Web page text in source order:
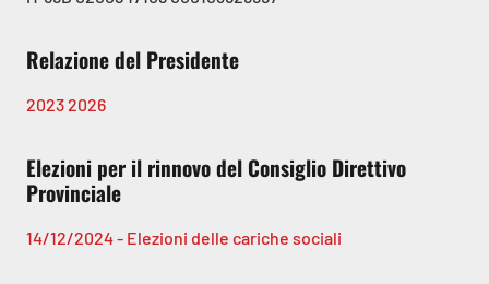
Relazione del Presidente
20232026
Elezioni per il rinnovo del Consiglio Direttivo
Provinciale
14/12/2024 - Elezioni delle cariche sociali